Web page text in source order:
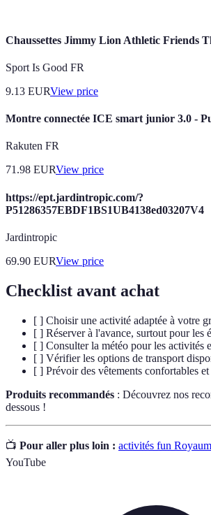
Chaussettes Jimmy Lion Athletic Friends
Sport Is Good FR
9.13 EURView price
Montre connectée ICE smart junior 3.0 -
Rakuten FR
71.98 EURView price
https://ept.jardintropic.com/?
P51286357EBDF1BS1UB4138ed03207V4
Jardintropic
69.90 EURView price
Checklist avant achat
[ ] Choisir une activité adaptée à votre
[ ] Réserver à l'avance, surtout pour les
[ ] Consulter la météo pour les activités
[ ] Vérifier les options de transport
[ ] Prévoir des vêtements confortables
Produits recommandés : Découvrez nos
dessous !
📺 Pour aller plus loin : activités fun
YouTube